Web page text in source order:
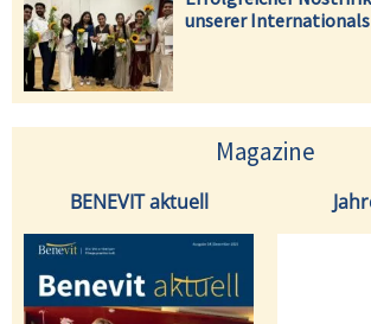
unserer Internationals
Magazine
BENEVIT aktuell